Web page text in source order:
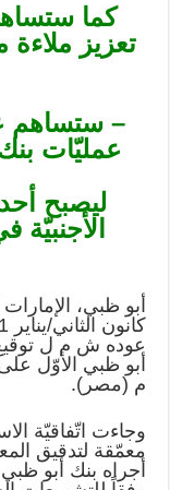
كما
تعزيز
– ستساهم
عمليّات
ليصبح
عوده ش م ل توقيع
م (مصر).
وجاءت اتّفاقيّة
معمّقة لتدقيق
أجراه بنك أبو